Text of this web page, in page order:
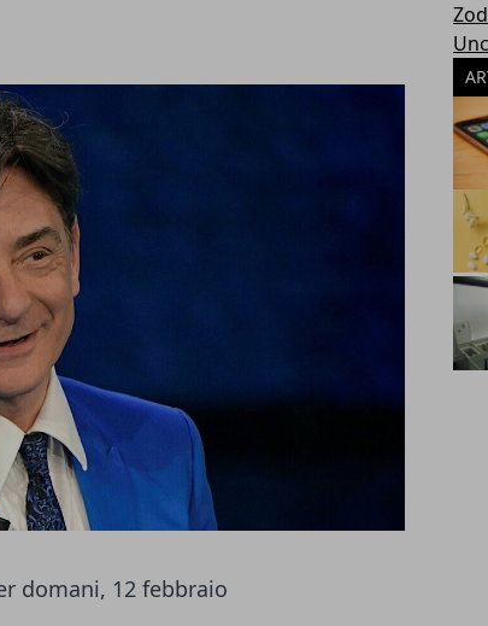
domani, 12 febbraio